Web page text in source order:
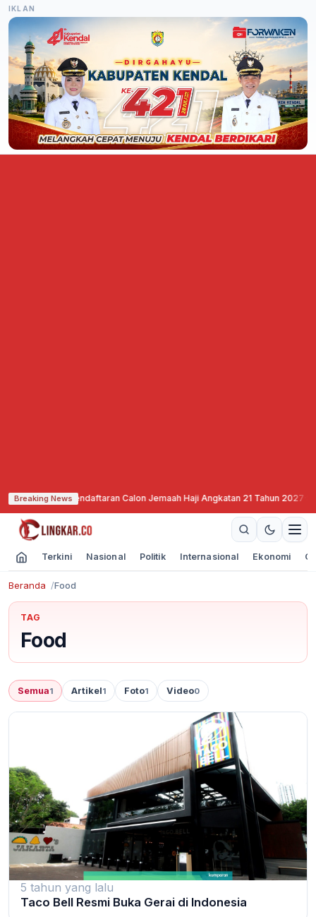
IKLAN
Breaking News
Mulai Buka Pendaftaran Calon Jemaah Haji Angkatan 21 Tahun 2027·
Terkini Nasional Politik Internasional Ekonomi
Beranda Food
TAG
Food
Semua1 Artikel1 Foto1 Video0
5 tahun yang lalu
Taco Bell Resmi Buka Gerai di Indonesia